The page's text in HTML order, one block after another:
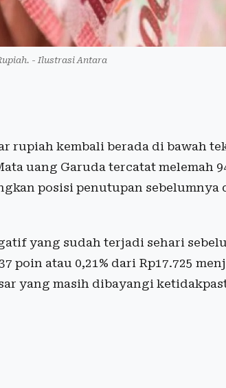
- Ilustrasi Antara
rupiah kembali berada di bawah
uang Garuda tercatat melemah
posisi penutupan sebelumnya
yang sudah terjadi sehari
atau 0,21% dari Rp17.725
yang masih dibayangi